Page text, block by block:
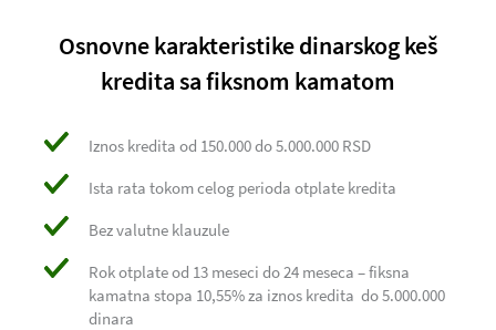
Osnovne karakteristike dinarskog keš
kredita sa fiksnom kamatom
Iznos kredita od 150.000 do 5.000.000 RSD
Ista rata tokom celog perioda otplate kredita
Bez valutne klauzule
Rok otplate od 13 meseci do 24 meseca – fiksna
kamatna stopa 10,55% za iznos kredita do 5.000.000
dinara